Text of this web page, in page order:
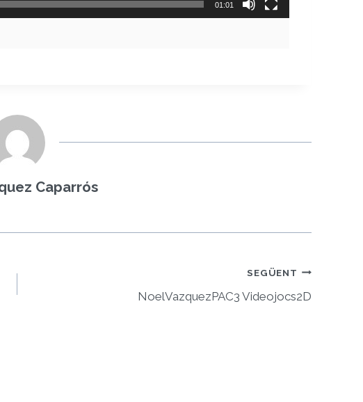
01:01
Caparrós
SEGÜENT
NoelVazquezPAC3 Videojocs2D